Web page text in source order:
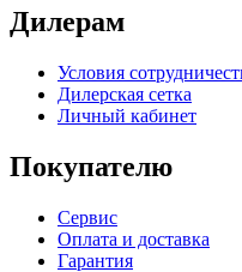
Дилерам
Условия
Дилерская сетка
Личный кабинет
Покупателю
Сервис
Оплата и доставка
Гарантия